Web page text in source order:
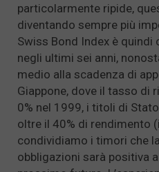
particolarmente ripide,
diventando sempre più
Swiss Bond Index è quindi
negli ultimi sei anni,
medio alla scadenza di
Giappone, dove il tasso di
0% nel 1999, i titoli di
oltre il 40% di rendimento
condividiamo i timori che
obbligazioni sarà positiva